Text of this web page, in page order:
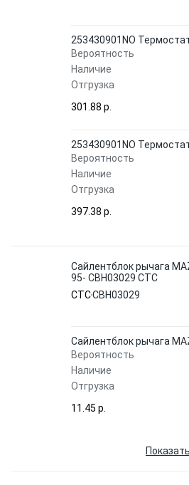
253430901NO
Вероятность
Наличие
Отгрузка
301.88 p.
253430901NO
Вероятность
Наличие
Отгрузка
397.38 p.
Сайлентблок рычага
95- CBH03029 CTC
CTCCBH03029
Сайлентблок рычага
Вероятность
Наличие
Отгрузка
11.45 p.